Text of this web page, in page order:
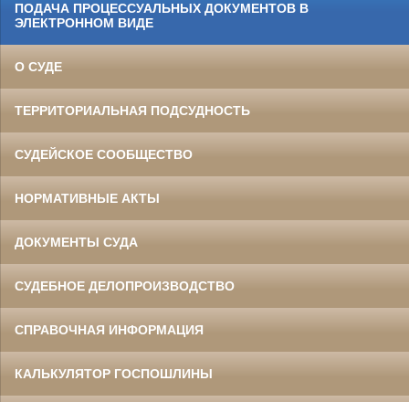
ПОДАЧА ПРОЦЕССУАЛЬНЫХ ДОКУМЕНТОВ В
ЭЛЕКТРОННОМ ВИДЕ
О СУДЕ
ТЕРРИТОРИАЛЬНАЯ ПОДСУДНОСТЬ
СУДЕЙСКОЕ СООБЩЕСТВО
НОРМАТИВНЫЕ АКТЫ
ДОКУМЕНТЫ СУДА
СУДЕБНОЕ ДЕЛОПРОИЗВОДСТВО
СПРАВОЧНАЯ ИНФОРМАЦИЯ
КАЛЬКУЛЯТОР ГОСПОШЛИНЫ